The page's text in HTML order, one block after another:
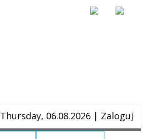
Thursday, 06.08.2026 | Zaloguj